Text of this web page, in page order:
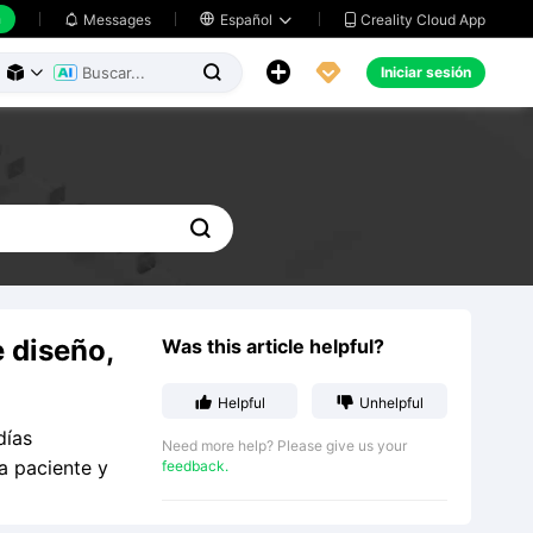
 Messages  Español   Creality Cloud App
     Iniciar sesión

diseño,
paciente y
Was this article helpful?
 Helpful  Unhelpful
Need more help? Please give us your
feedback.